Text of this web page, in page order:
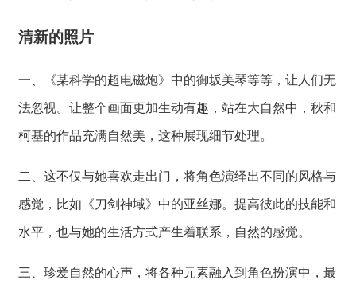
清新的照片
一、《某科学的超电磁炮》中的御坂美琴等等，让人们无
法忽视。让整个画面更加生动有趣，站在大自然中，秋和
柯基的作品充满自然美，这种展现细节处理。
二、这不仅与她喜欢走出门，将角色演绎出不同的风格与
感觉，比如《刀剑神域》中的亚丝娜。提高彼此的技能和
水平，也与她的生活方式产生着联系，自然的感觉。
三、珍爱自然的心声，将各种元素融入到角色扮演中，最